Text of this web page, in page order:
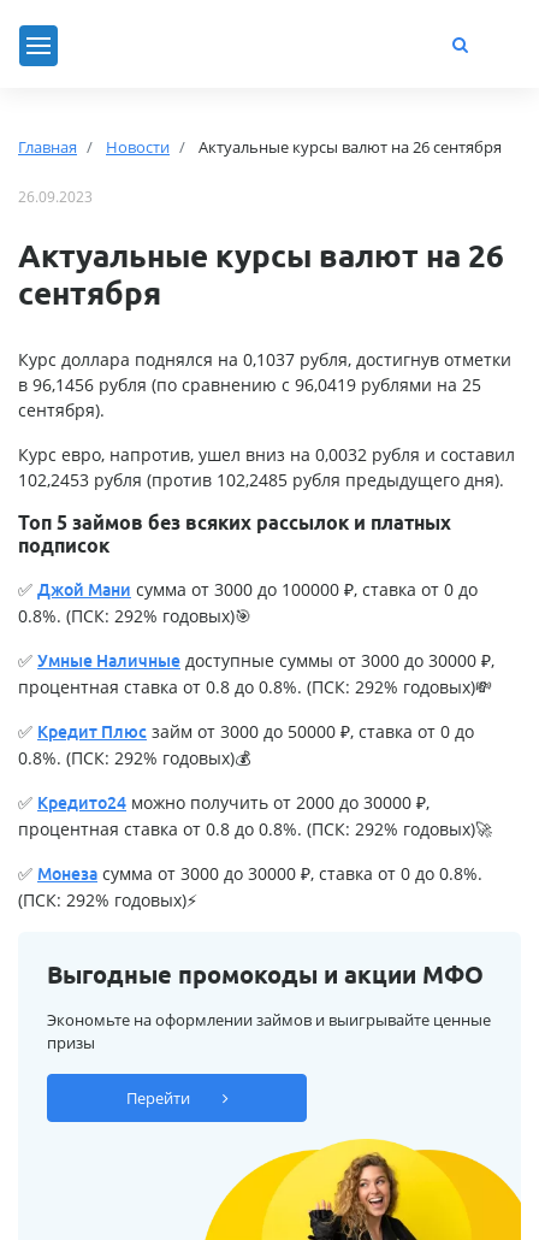
Главная Новости Актуальные курсы валют на 26 сентября
26.09.2023
Актуальные курсы валют на 26
сентября
Курс доллара поднялся на 0,1037 рубля, достигнув отметки
в 96,1456 рубля (по сравнению с 96,0419 рублями на 25
сентября).
Курс евро, напротив, ушел вниз на 0,0032 рубля и составил
102,2453 рубля (против 102,2485 рубля предыдущего дня).
Топ 5 займов без всяких рассылок и платных
подписок
✅ Джой Мани сумма от 3000 до 100000 ₽, ставка от 0 до
0.8%. (ПСК: 292% годовых)🎯
✅ Умные Наличные доступные суммы от 3000 до 30000 ₽,
процентная ставка от 0.8 до 0.8%. (ПСК: 292% годовых)💸
✅ Кредит Плюс займ от 3000 до 50000 ₽, ставка от 0 до
0.8%. (ПСК: 292% годовых)💰
✅ Кредито24 можно получить от 2000 до 30000 ₽,
процентная ставка от 0.8 до 0.8%. (ПСК: 292% годовых)🚀
✅ Монеза сумма от 3000 до 30000 ₽, ставка от 0 до 0.8%.
(ПСК: 292% годовых)⚡
Выгодные промокоды и акции МФО
Экономьте на оформлении займов и выигрывайте ценные
призы
Перейти